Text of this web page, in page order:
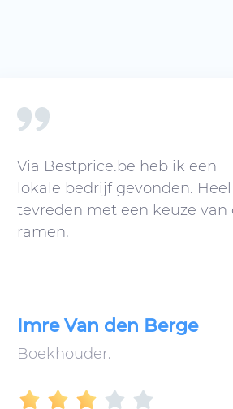
Via Bestprice.be heb ik een
lokale bedrijf gevonden. Heel
tevreden met een keuze van
ramen.
Imre Van den Berge
Boekhouder.